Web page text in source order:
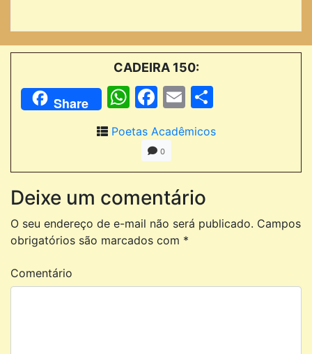
CADEIRA 150:
Share WhatsApp
Facebook
Email
Poetas Acadêmicos
0
Deixe um comentário
O seu endereço de e-mail não será publicado. Campos
obrigatórios são marcados com *
Comentário